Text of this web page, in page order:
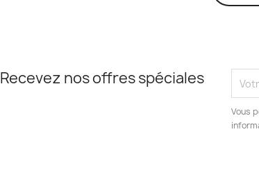
Recevez nos offres spéciales
Vous